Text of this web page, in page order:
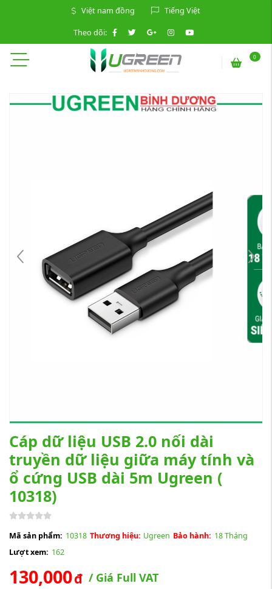
Việt nam đồng Tiếng Việt
Theo dõi:
0
Cáp dữ liệu USB 2.0 nối dài
truyền dữ liệu giữa máy tính và
ổ cứng USB dài 5m Ugreen (
10318)
Mã sản phẩm: 10318 Thương hiệu: Ugreen Bảo hành: 18 Tháng
Lượt xem: 162
130,000đ / Giá Full VAT